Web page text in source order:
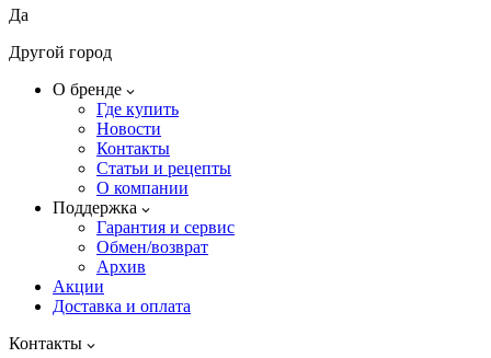
Да
Другой город
О бренде
Где купить
Новости
Контакты
Статьи и рецепты
О компании
Поддержка
Гарантия и сервис
Обмен/возврат
Архив
Акции
Доставка и оплата
Контакты